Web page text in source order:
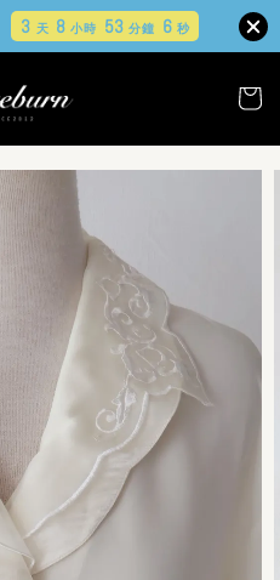
3 天 8小時 53分鐘 5 秒